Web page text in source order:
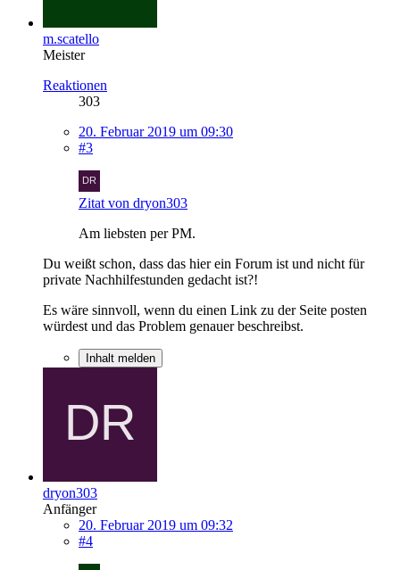
m.scatello
Meister
Reaktionen
303
20. Februar 2019 um 09:30
#3
Zitat von dryon303
Am liebsten per PM.
Du weißt schon, dass das hier ein Forum ist und nicht für
private Nachhilfestunden gedacht ist?!
Es wäre sinnvoll, wenn du einen Link zu der Seite posten
würdest und das Problem genauer beschreibst.
Inhalt melden
dryon303
Anfänger
20. Februar 2019 um 09:32
#4